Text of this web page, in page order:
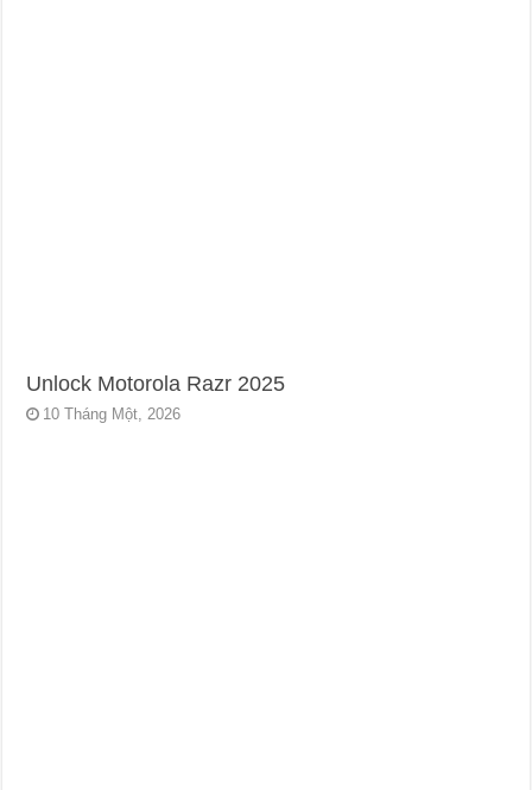
Unlock Motorola Razr 2025
10 Tháng Một, 2026